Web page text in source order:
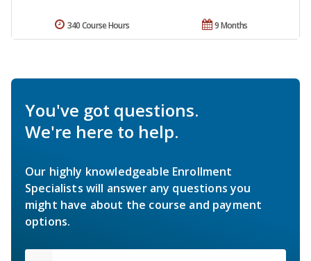
9 Months
340 Course Hours
You've got questions.
We're here to help.
Our highly knowledgeable Enrollment
Specialists will answer any questions you
might have about the course and payment
options.